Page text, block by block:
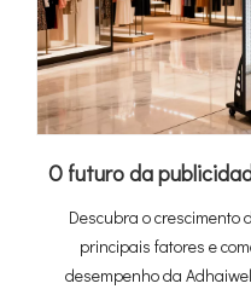
Descubra o crescimento
principais fatores e
desempenho da